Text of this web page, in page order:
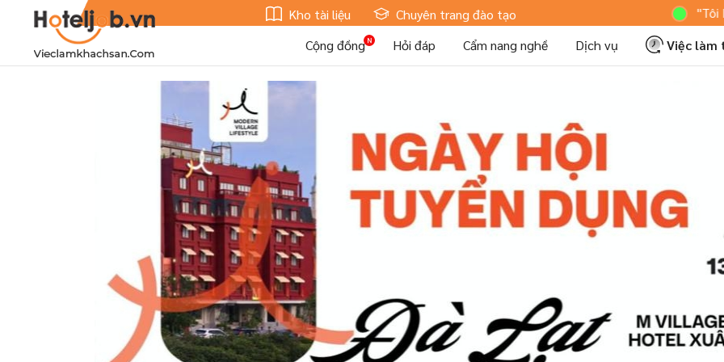
Kho tài liệu Chuyên trang đào tạo Hoteljob MV: "Tôi Là Nhân
Cộng đồng
Hỏi đáp Cẩm nang nghề Dịch vụ
Việc làm